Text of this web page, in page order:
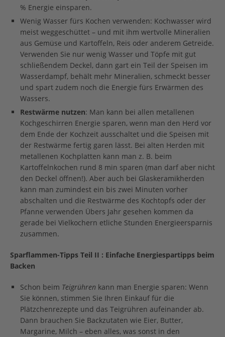
% Energie einsparen.
Wenig Wasser fürs Kochen verwenden: Kochwasser wird
meist weggeschüttet – und mit ihm wertvolle Mineralien
aus Gemüse und Kartoffeln, Reis oder anderem Getreide.
Verwenden Sie nur wenig Wasser und Töpfe mit gut
schließendem Deckel, dann gart ein Teil der Speisen im
Wasserdampf, behält mehr Mineralien, schmeckt besser
und spart zudem noch die Energie fürs Erwärmen des
Wassers.
Restwärme nutzen: Man kann bei allen metallenen
Kochgeschirren Energie sparen, wenn man den Herd vor
dem Ende der Kochzeit ausschaltet und die Speisen mit
der Restwärme fertig garen lässt. Bei alten Herden mit
metallenen Kochplatten kann man z. B. beim
Kartoffelnkochen rund 8 min sparen (man darf aber nicht
den Deckel öffnen!). Aber auch bei Glaskeramikherden
kann man zumindest ein bis zwei Minuten vorher
abschalten und die Restwärme des Kochtopfs oder der
Pfanne verwenden Übers Jahr gesehen kommen da
gerade bei Vielkochern etliche Stunden Energieersparnis
zusammen.
Sparflammen-Tipps Teil II : Einfache Energiespartipps beim
Backen
Schon beim Teigrühren kann man Energie sparen: Wenn
Sie können, stimmen Sie Ihren Einkauf für die
Plätzchenrezepte und das Teigrühren aufeinander ab.
Dann brauchen Sie Backzutaten wie Eier, Butter,
Margarine, Milch – eben alles, was sonst in den